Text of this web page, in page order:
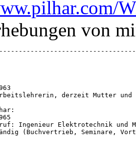
von
derzeit Mutter und
Ingenieur Elektrotechnik und
(Buchvertrieb, Seminare,